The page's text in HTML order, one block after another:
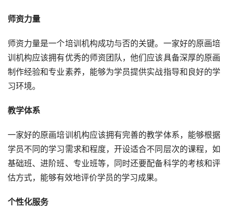
师资力量
师资力量是一个培训机构成功与否的关键。一家好的原画培
训机构应该拥有优秀的师资团队，他们应该具备深厚的原画
制作经验和专业素养，能够为学员提供实战指导和良好的学
习环境。
教学体系
一家好的原画培训机构应该拥有完善的教学体系，能够根据
学员不同的学习需求和程度，开设适合不同层次的课程，如
基础班、进阶班、专业班等，同时还要配备科学的考核和评
估方式，能够有效地评价学员的学习成果。
个性化服务